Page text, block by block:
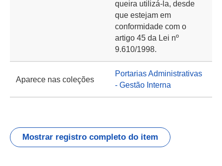
queira utilizá-la, desde
que estejam em
conformidade com o
artigo 45 da Lei nº
9.610/1998.
Aparece nas coleções
Portarias Administrativas
- Gestão Interna
Mostrar registro completo do item